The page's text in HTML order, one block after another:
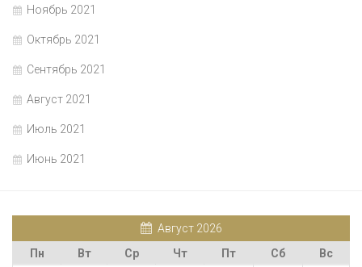
Ноябрь 2021
Октябрь 2021
Сентябрь 2021
Август 2021
Июль 2021
Июнь 2021
Август 2026
Пн
Вт Ср Чт Пт Сб
Вс